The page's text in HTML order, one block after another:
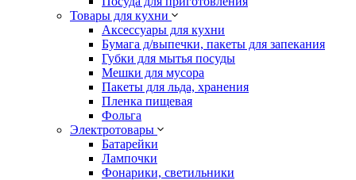
Товары для кухни
Аксессуары для кухни
Бумага д/выпечки, пакеты для запекания
Губки для мытья посуды
Мешки для мусора
Пакеты для льда, хранения
Пленка пищевая
Фольга
Электротовары
Батарейки
Лампочки
Фонарики, светильники